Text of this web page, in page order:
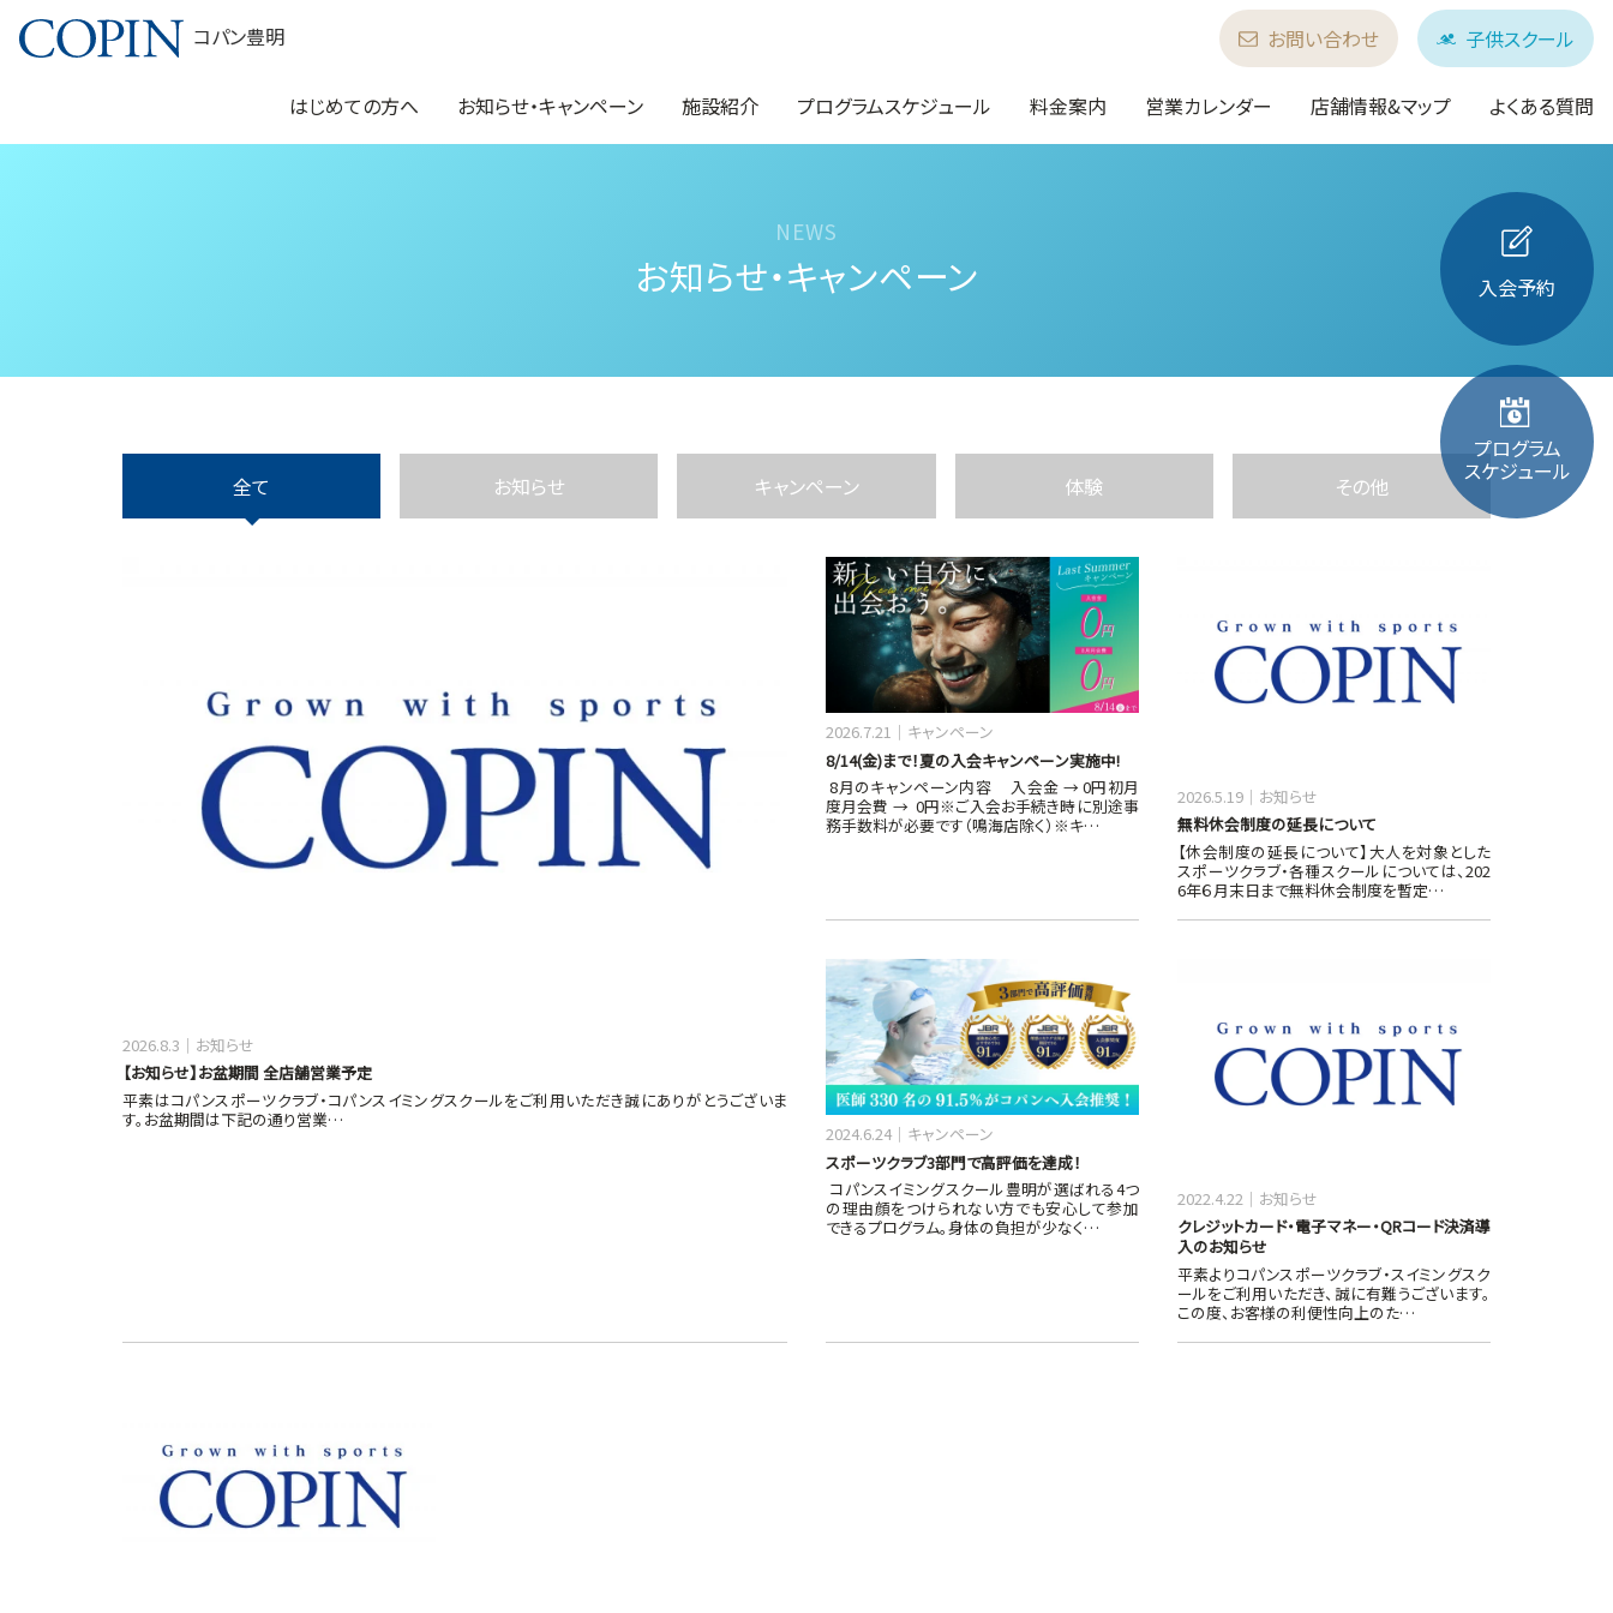
コパン豊明
はじめての方へ お知らせ・キャンペーン 施設紹介 プログラムスケジュール 料金案内 営業カレンダー 店舗情報&マップ よくある質問
お問い合わせ 子供スクール
お知らせ・キャンペーン
全て お知らせ キャンペーン 体験 その他
【お知らせ】お盆期間 全店舗営業予定
2026.8.3 お知らせ
平素はコパンスポーツクラブ・コパンスイミングスクールをご利用いただき誠にありがとうございま
す。お盆期間は下記の通り営業…
8/14(金)まで！夏の入会キャンペーン実施中!
2026.7.21 キャンペーン
8月のキャンペーン内容 入会金 → 0円初月
度月会費 → 0円※ご入会お手続き時に別途事
務手数料が必要です（鳴海店除く）※キ…
無料休会制度の延長について
2026.5.19 お知らせ
【休会制度の延長について】大人を対象とした
スポーツクラブ・各種スクールについては、202
6年６月末日まで無料休会制度を暫定…
スポーツクラブ3部門で高評価を達成！
2024.6.24 キャンペーン
コパンスイミングスクール豊明が選ばれる4つ
の理由顔をつけられない方でも安心して参加
できるプログラム。身体の負担が少なく…
クレジットカード・電子マネー・QRコード決済導
入のお知らせ
2022.4.22 お知らせ
平素よりコパンスポーツクラブ・スイミングスク
ールをご利用いただき、誠に有難うございます。
この度、お客様の利便性向上のた…
入会予約
プログラム
スケジュール